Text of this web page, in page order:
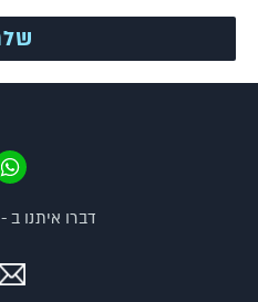
דברו איתנו ב - Whatsapp